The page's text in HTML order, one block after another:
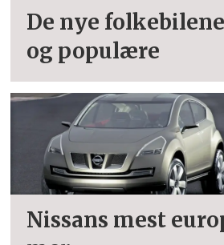
De nye
og populære
Nissans mest